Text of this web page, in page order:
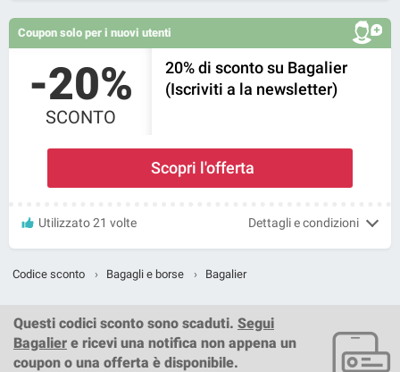
Coupon solo per i nuovi utenti
-20%
SCONTO
20% di sconto su Bagalier
(Iscriviti a la newsletter)
Scopri l'offerta
Utilizzato 21 volte Dettagli e condizioni
Codice sconto › Bagagli e borse › Bagalier
Questi codici sconto sono scaduti. Segui
Bagalier e ricevi una notifica non appena un
coupon o una offerta è disponibile.